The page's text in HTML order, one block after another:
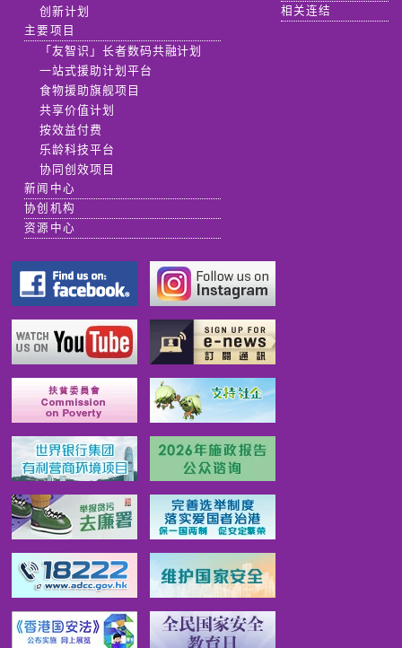
创新计划
主要项目
「友智识」长者数码共融计划
一站式援助计划平台
食物援助旗舰项目
共享价值计划
按效益付费
乐龄科技平台
协同创效项目
新闻中心
协创机构
资源中心
相关连结